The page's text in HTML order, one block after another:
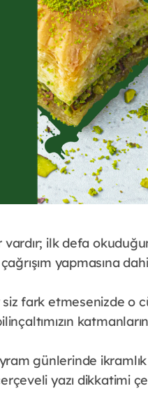
vardır; ilk defa
yapmasına
fark etmesenizde o
günlerinde ikramlık
yazı dikkatimi